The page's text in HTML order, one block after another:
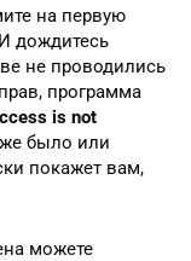
на первую
дождитесь
не проводились
программа
is not
было или
покажет вам,
можете